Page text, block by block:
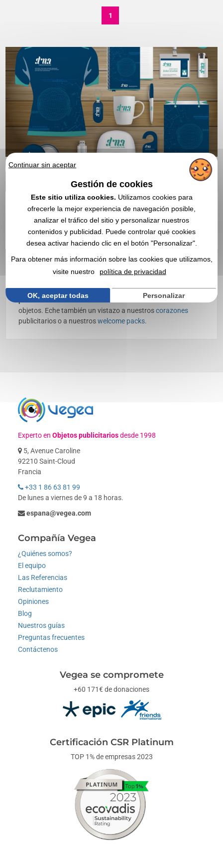
Detector de billetes falsos
personalizado con logo |
Mayorista
Descubra nuestrosdetectores de billetes falsos
publicitarios, personalizables con su logo ✔️ Primas y
regalos en stock ✔️ Mayorista de artículos publicitarios,
Elija nuestrosdetectores de billetes falsos publicitarios
personalizados como medios de comunicación a través de
objetos. Eche también un vistazo a nuestroscorazones
publicitarios o a nuestroswelcome packs.
1
Experto enObjetos publicitariosdesde 1998
5, Avenue Caroline
92210 Saint-Cloud
Francia
+33 1 86 63 81 99
De lunes a viernes de 9 a 18 horas.
espana@vegea.com
Compañía Vegea
¿Quiénes somos?
El equipo
Las Referencias
Reclutamiento
Opiniones
Blog
Nuestros guías
Preguntas frecuentes
Contáctenos
Vegea se compromete
+60 171€ de donaciones
Certificación CSR Platinum
TOP 1% de empresas 2023
Continuar sin aceptar
Gestión de cookies
Este sitio utiliza cookies. Utilizamos cookies para
ofrecerle la mejor experiencia de navegación posible,
analizar el tráfico del sitio y personalizar nuestros
contenidos y publicidad. Puede controlar qué cookies
desea activar haciendo clic en el botón "Personalizar".
Para obtener más información sobre las cookies que utilizamos,
visite nuestro
política de privacidad
OK, aceptar todas Personalizar